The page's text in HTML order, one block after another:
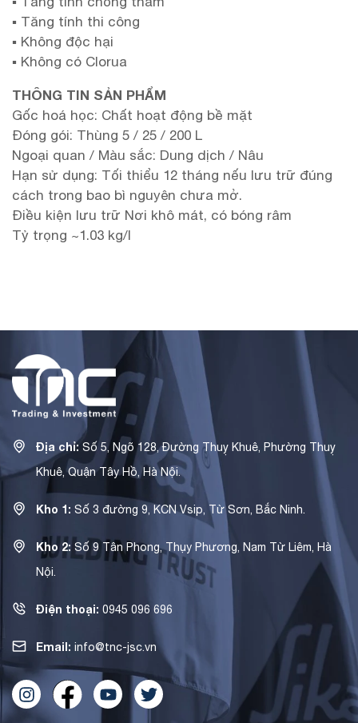
▪ Tăng tính thi công
▪ Không độc hại
▪ Không có Clorua
THÔNG TIN SẢN PHẨM
Gốc hoá học: Chất hoạt động bề mặt
Đóng gói: Thùng 5 / 25 / 200 L
Ngoại quan / Màu sắc: Dung dịch / Nâu
Hạn sử dụng: Tối thiểu 12 tháng nếu lưu trữ đúng
cách trong bao bì nguyên chưa mở.
Điều kiện lưu trữ Nơi khô mát, có bóng râm
Tỷ trọng ~1.03 kg/l
Địa chỉ: Số 5, Ngõ 128, Đường Thuỵ Khuê, Phường Thuỵ
Khuê, Quận Tây Hồ, Hà Nội.
Kho 1: Số 3 đường 9, KCN Vsip, Từ Sơn, Bắc Ninh.
Kho 2: Số 9 Tân Phong, Thụy Phương, Nam Từ Liêm, Hà
Nội.
Điện thoại: 0945 096 696
Email: info@tnc-jsc.vn